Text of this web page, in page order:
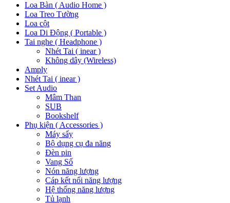
Loa Bàn ( Audio Home )
Loa Treo Tường
Loa cột
Loa Di Động ( Portable )
Tai nghe ( Headphone )
Nhét Tai ( inear )
Không dây (Wireless)
Amply
Nhét Tai ( inear )
Set Audio
Mâm Than
SUB
Bookshelf
Phụ kiện ( Accessories )
Máy sấy
Bộ dụng cụ đa năng
Đèn pin
Vang Số
Nón năng lượng
Cáp kết nối năng lượng
Hệ thống năng lượng
Tủ lạnh